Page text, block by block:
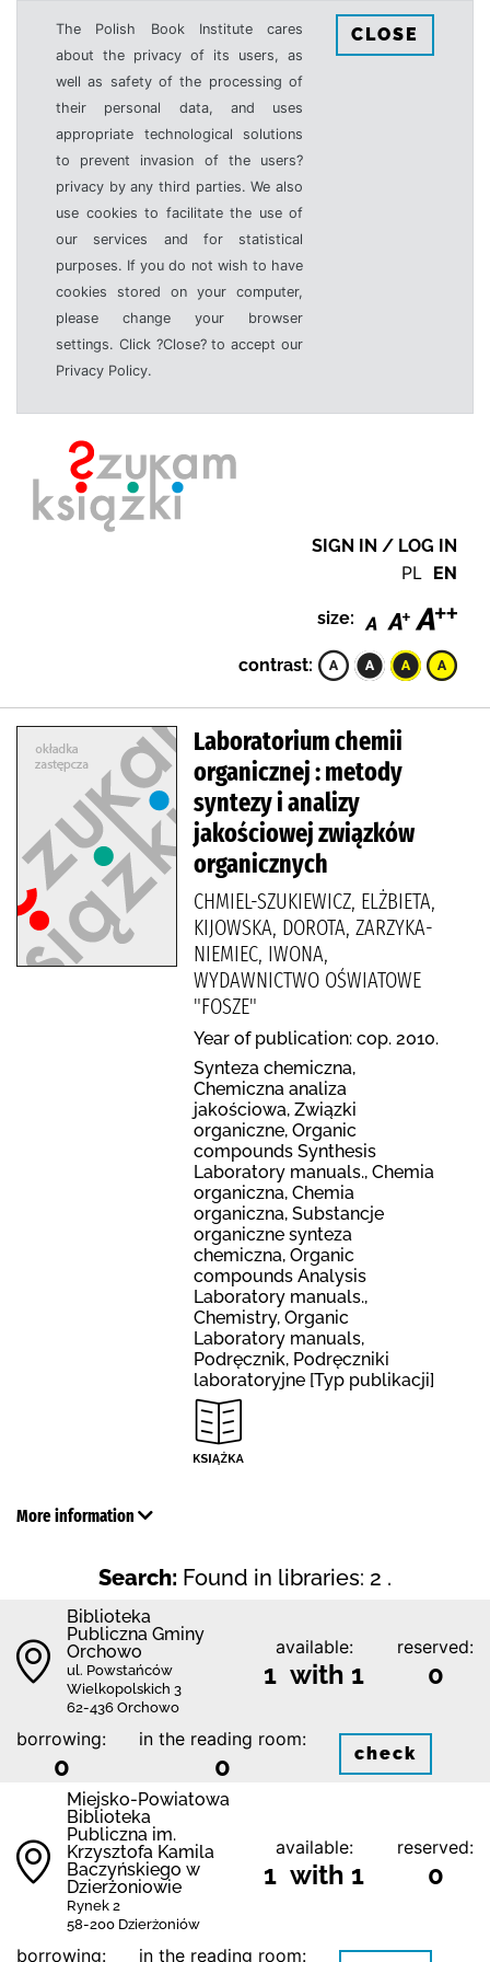
The Polish Book Institute cares
about the privacy of its users, as
well as safety of the processing of
their personal data, and uses
appropriate technological solutions
to prevent invasion of the users?
privacy by any third parties. We also
use cookies to facilitate the use of
our services and for statistical
purposes. If you do not wish to have
cookies stored on your computer,
please change your browser
settings. Click ?Close? to accept our
Privacy Policy.
CLOSE
SIGN IN / LOG IN
PL EN
size:
contrast:
Laboratorium chemii
organicznej : metody
syntezy i analizy
jakościowej związków
organicznych
CHMIEL-SZUKIEWICZ, ELŻBIETA,
KIJOWSKA, DOROTA, ZARZYKA-
NIEMIEC, IWONA,
WYDAWNICTWO OŚWIATOWE
"FOSZE"
Year of publication: cop. 2010.
Synteza chemiczna,
Chemiczna analiza
jakościowa, Związki
organiczne, Organic
compounds Synthesis
Laboratory manuals., Chemia
organiczna, Chemia
organiczna, Substancje
organiczne synteza
chemiczna, Organic
compounds Analysis
Laboratory manuals.,
Chemistry, Organic
Laboratory manuals,
Podręcznik, Podręczniki
laboratoryjne [Typ publikacji]
More information
Search: Found in libraries: 2 .
Biblioteka
Publiczna Gminy
Orchowo
ul. Powstańców
Wielkopolskich 3
62-436 Orchowo
available:
1 with 1
reserved:
0
borrowing:
0
in the reading room:
0 check
Miejsko-Powiatowa
Biblioteka
Publiczna im.
Krzysztofa Kamila
Baczyńskiego w
Dzierżoniowie
Rynek 2
58-200 Dzierżoniów
available:
1 with 1
reserved:
0
borrowing: in the reading room: